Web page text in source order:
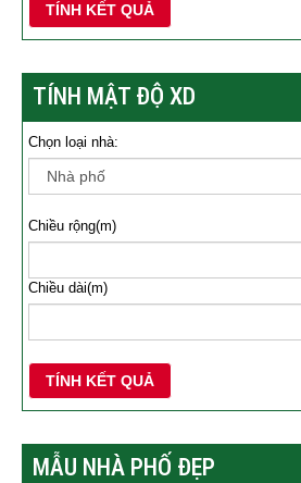
TÍNH KẾT QUẢ
TÍNH MẬT ĐỘ XD
Chọn loại nhà:
Chiều rộng(m)
Chiều dài(m)
TÍNH KẾT QUẢ
MẪU NHÀ PHỐ ĐẸP